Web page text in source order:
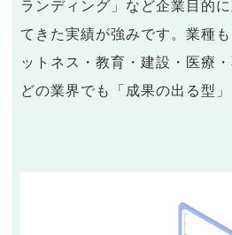
ランディング」など企業目的
てきた実績が強みです。業種
ットネス・教育・建設・医療
どの業界でも「成果の出る型」